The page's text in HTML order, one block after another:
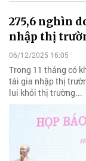
275,6 nghìn
nhập thị
06/12/2025 16:05
Trong 11 tháng có
tái gia nhập thị
lui khỏi thị trường...